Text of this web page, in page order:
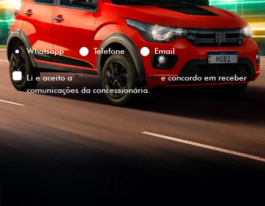
Preferência de contato:
Whatsapp
Telefone Email
Li e aceito aPolítica de Privacidadee concordo em receber
comunicações da concessionária.
ENTRAR EM CONTATO